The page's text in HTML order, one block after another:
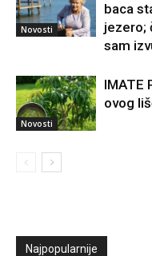
Novosti
baca
jezero;
sam
Novosti
IMATE
ovog
Najpopularnije